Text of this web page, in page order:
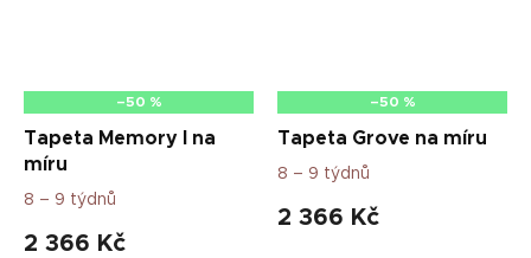
–50 %
Tapeta Memory I na
míru
8 – 9 týdnů
2 366 Kč
–50 %
Tapeta Grove na míru
8 – 9 týdnů
2 366 Kč